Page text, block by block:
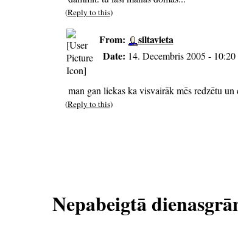
(Reply to this)
From:
siltavieta
Date: 14. Decembris 2005 - 10:20
man gan liekas ka visvairāk mēs redzētu
(Reply to this)
Nepabeigtā